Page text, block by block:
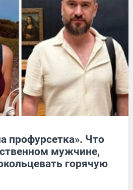
профурсетка». Что
мужчине,
горячую